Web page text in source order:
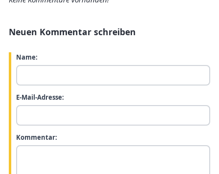
Neuen Kommentar schreiben
Name:
E-Mail-Adresse:
Kommentar: